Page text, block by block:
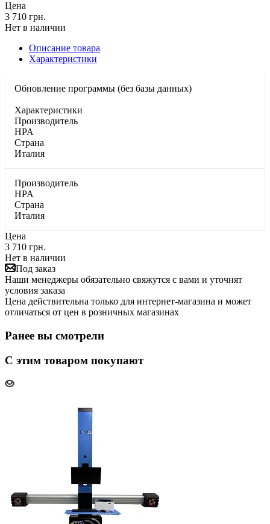
Цена
3 710 грн.
Нет в наличии
Описание товара
Характеристики
Обновление программы (без базы данных)
Характеристики
Производитель
HPA
Страна
Италия
Производитель
HPA
Страна
Италия
Цена
3 710 грн.
Нет в наличии
Под заказ
Наши менеджеры обязательно свяжутся с вами и уточнят
условия заказа
Цена действительна только для интернет-магазина и может
отличаться от цен в розничных магазинах
Ранее вы смотрели
С этим товаром покупают